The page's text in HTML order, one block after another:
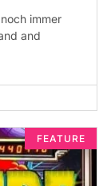
immer
and
FEATURE